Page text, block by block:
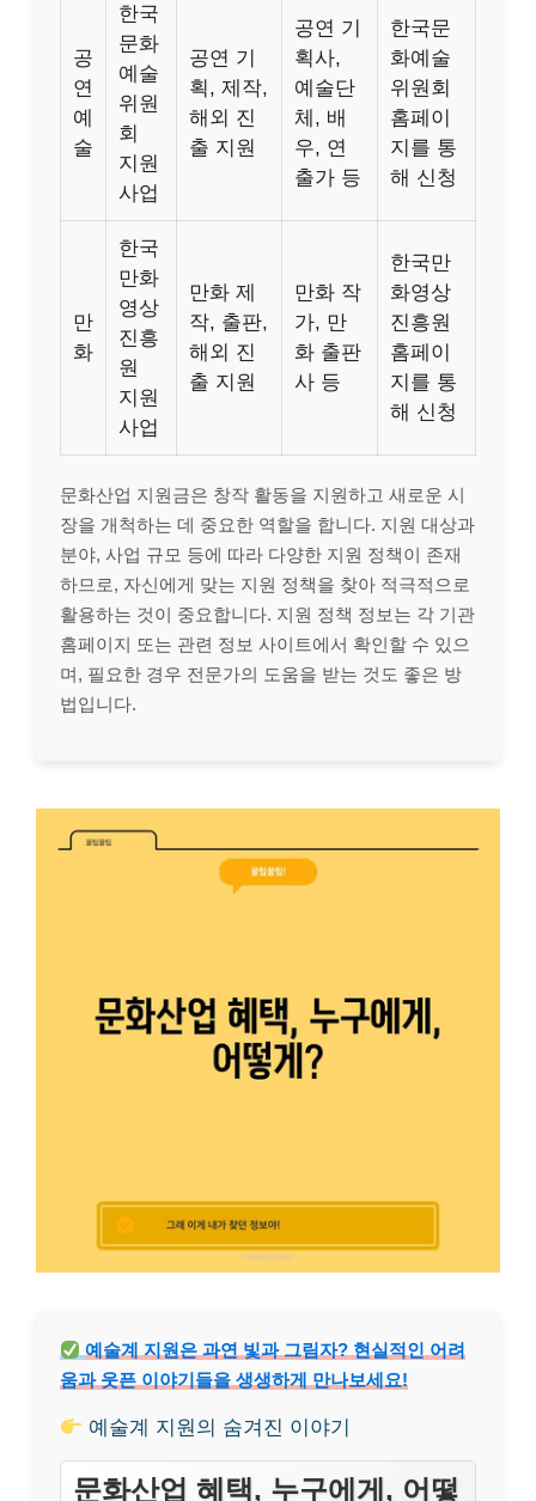
공
연
예
술
한국
문화
예술
위원
회
지원
사업
공연 기
획, 제작,
해외 진
출 지원
공연 기
획사,
예술단
체, 배
우, 연
출가 등
한국문
화예술
위원회
홈페이
지를 통
해 신청
만
화
한국
만화
영상
진흥
원
지원
사업
만화 제
작, 출판,
해외 진
출 지원
만화 작
가, 만
화 출판
사 등
한국만
화영상
진흥원
홈페이
지를 통
해 신청
문화산업 지원금은 창작 활동을 지원하고 새로운 시
장을 개척하는 데 중요한 역할을 합니다. 지원 대상과
분야, 사업 규모 등에 따라 다양한 지원 정책이 존재
하므로, 자신에게 맞는 지원 정책을 찾아 적극적으로
활용하는 것이 중요합니다. 지원 정책 정보는 각 기관
홈페이지 또는 관련 정보 사이트에서 확인할 수 있으
며, 필요한 경우 전문가의 도움을 받는 것도 좋은 방
법입니다.
예술계 지원은 과연 빛과 그림자? 현실적인 어려
움과 웃픈 이야기들을 생생하게 만나보세요!
예술계 지원의 숨겨진 이야기
문화산업 혜택, 누구에게, 어떻